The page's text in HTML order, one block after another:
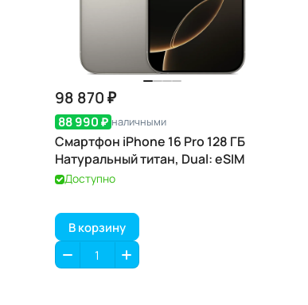
98 870 ₽
88 990 ₽ наличными
Смартфон iPhone 16 Pro 128 ГБ
Натуральный титан, Dual: eSIM
Доступно
В корзину